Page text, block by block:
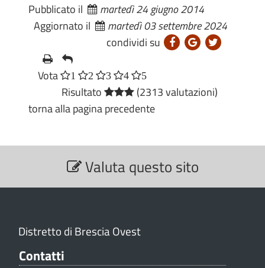
Pubblicato il
martedì 24 giugno 2014
Aggiornato il
martedì 03 settembre 2024
condividi su
Vota 1 2 3 4 5
Risultato
(2313 valutazioni)
torna alla pagina precedente
S
Valuta questo sito
Distretto di Brescia Ovest
Contatti